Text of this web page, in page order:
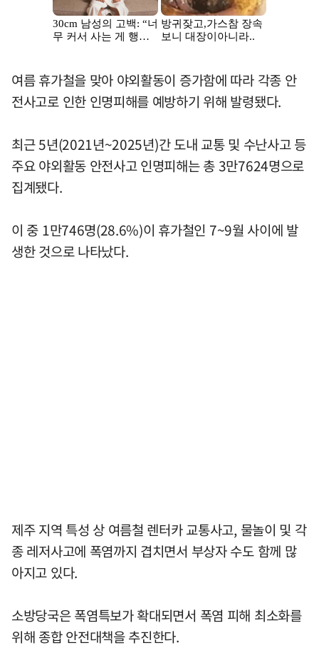
여름 휴가철을 맞아 야외활동이 증가함에 따라 각종 안
전사고로 인한 인명피해를 예방하기 위해 발령됐다.
최근 5년(2021년~2025년)간 도내 교통 및 수난사고 등
주요 야외활동 안전사고 인명피해는 총 3만7624명으로
집계됐다.
이 중 1만746명(28.6%)이 휴가철인 7~9월 사이에 발
생한 것으로 나타났다.
제주 지역 특성 상 여름철 렌터카 교통사고, 물놀이 및 각
종 레저사고에 폭염까지 겹치면서 부상자 수도 함께 많
아지고 있다.
소방당국은 폭염특보가 확대되면서 폭염 피해 최소화를
위해 종합 안전대책을 추진한다.